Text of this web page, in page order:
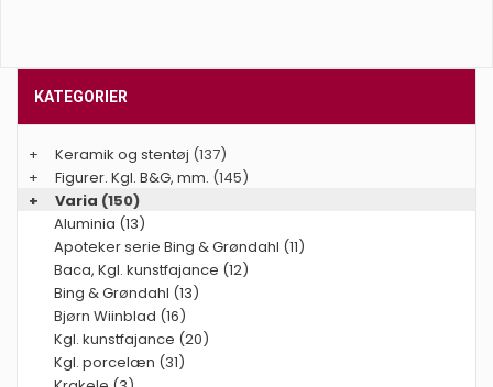
KATEGORIER
+ Keramik og stentøj (137)
+
Figurer. Kgl. B&G, mm. (145)
+
Varia (150)
Aluminia (13)
Apoteker serie Bing & Grøndahl (11)
Baca, Kgl. kunstfajance (12)
Bing & Grøndahl (13)
Bjørn Wiinblad (16)
Kgl. kunstfajance (20)
Kgl. porcelæn (31)